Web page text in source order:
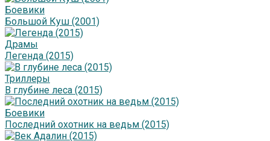
Боевики
Большой Куш (2001)
Драмы
Легенда (2015)
Триллеры
В глубине леса (2015)
Боевики
Последний охотник на ведьм (2015)